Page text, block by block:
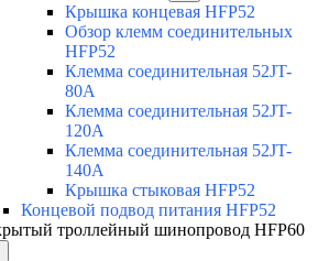
Крышка концевая HFP52
Обзор клемм соединительных
HFP52
Клемма соединительная 52JT-
80A
Клемма соединительная 52JT-
120A
Клемма соединительная 52JT-
140A
Крышка стыковая HFP52
Концевой подвод питания HFP52
троллейный шинопровод HFP60